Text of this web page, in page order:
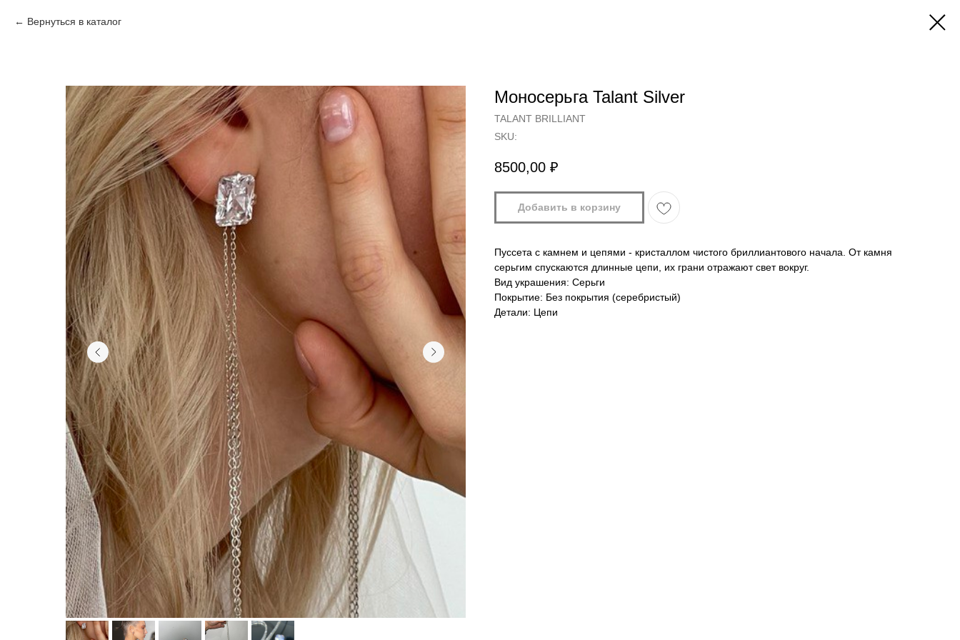
Вернуться в каталог
Моносерьга Talant Silver
TALANT BRILLIANT
SKU:
8500,00 ₽
Добавить в корзину
Пуссета с камнем и цепями - кристаллом чистого бриллиантового начала. От камня
серьгим спускаются длинные цепи, их грани отражают свет вокруг.
Вид украшения: Серьги
Покрытие: Без покрытия (серебристый)
Детали: Цепи